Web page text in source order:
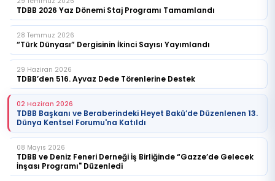
TDBB 2026 Yaz Dönemi Staj Programı Tamamlandı
28 Temmuz 2026
“Türk Dünyası” Dergisinin İkinci Sayısı Yayımlandı
29 Haziran 2026
TDBB’den 516. Ayvaz Dede Törenlerine Destek
02 Haziran 2026
TDBB Başkanı ve Beraberindeki Heyet Bakü’de Düzenlenen 13.
Dünya Kentsel Forumu'na Katıldı
08 Mayıs 2026
TDBB ve Deniz Feneri Derneği İş Birliğinde “Gazze’de Gelecek
İnşası Programı" Düzenledi